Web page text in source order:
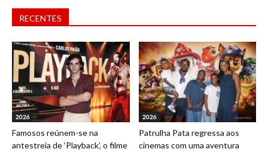
RECENTES
2026
Famosos reúnem-se na
antestreia de ‘Playback’, o filme
2026
Patrulha Pata regressa aos
cinemas com uma aventura